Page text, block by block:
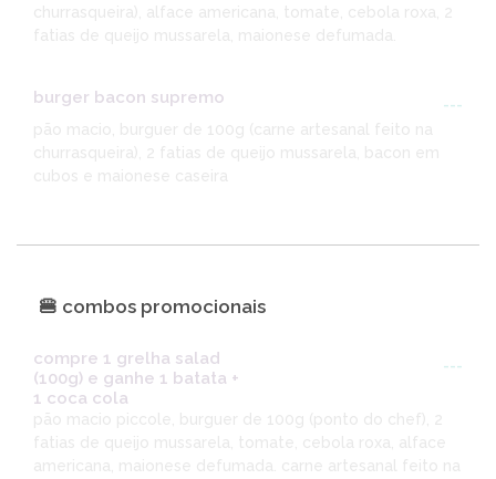
churrasqueira), alface americana, tomate, cebola roxa, 2
burger bacon supremo
---
pão macio, burguer de 100g (carne artesanal feito na
churrasqueira), 2 fatias de queijo mussarela, bacon em
cubos e maionese caseira
🍔 combos promocionais
compre 1 grelha salad
(100g) e ganhe 1 batata +
1 coca cola
---
pão macio piccole, burguer de 100g (ponto do chef), 2
fatias de queijo mussarela, tomate, cebola roxa, alface
americana, maionese defumada. carne artesanal feito na